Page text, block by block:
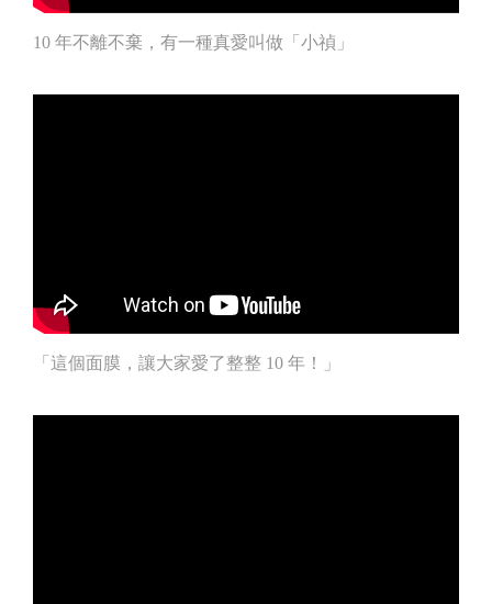
10 年不離不棄，有一種真愛叫做「小禎」
「這個面膜，讓大家愛了整整 10 年！」